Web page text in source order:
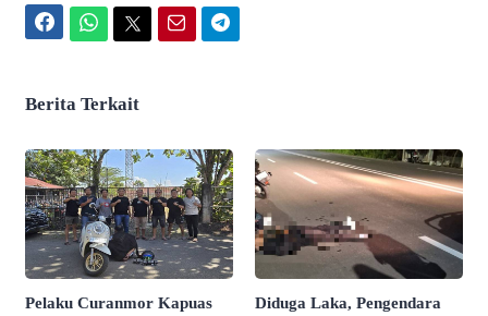
Berita Terkait
Pelaku Curanmor Kapuas
Diduga Laka, Pengendara